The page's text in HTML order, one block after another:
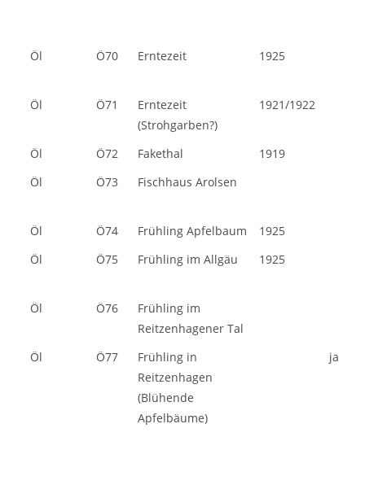
Öl Ö70 Erntezeit 1925
Öl Ö71
Erntezeit
(Strohgarben?)
1921/1922
Öl Ö72 Fakethal
1919
Öl
Ö73 Fischhaus Arolsen
Öl Ö74 Frühling Apfelbaum
1925
Öl
Ö75 Frühling im Allgäu 1925
Öl Ö76
Frühling im
Reitzenhagener Tal
Öl
Ö77
Frühling in
Reitzenhagen
(Blühende
Apfelbäume)
ja